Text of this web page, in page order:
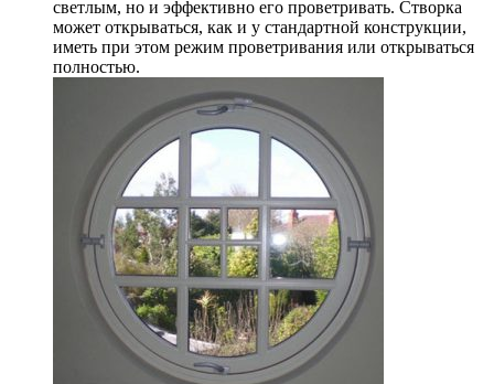
светлым, но и эффективно его проветривать. Створка
может открываться, как и у стандартной конструкции,
иметь при этом режим проветривания или открываться
полностью.